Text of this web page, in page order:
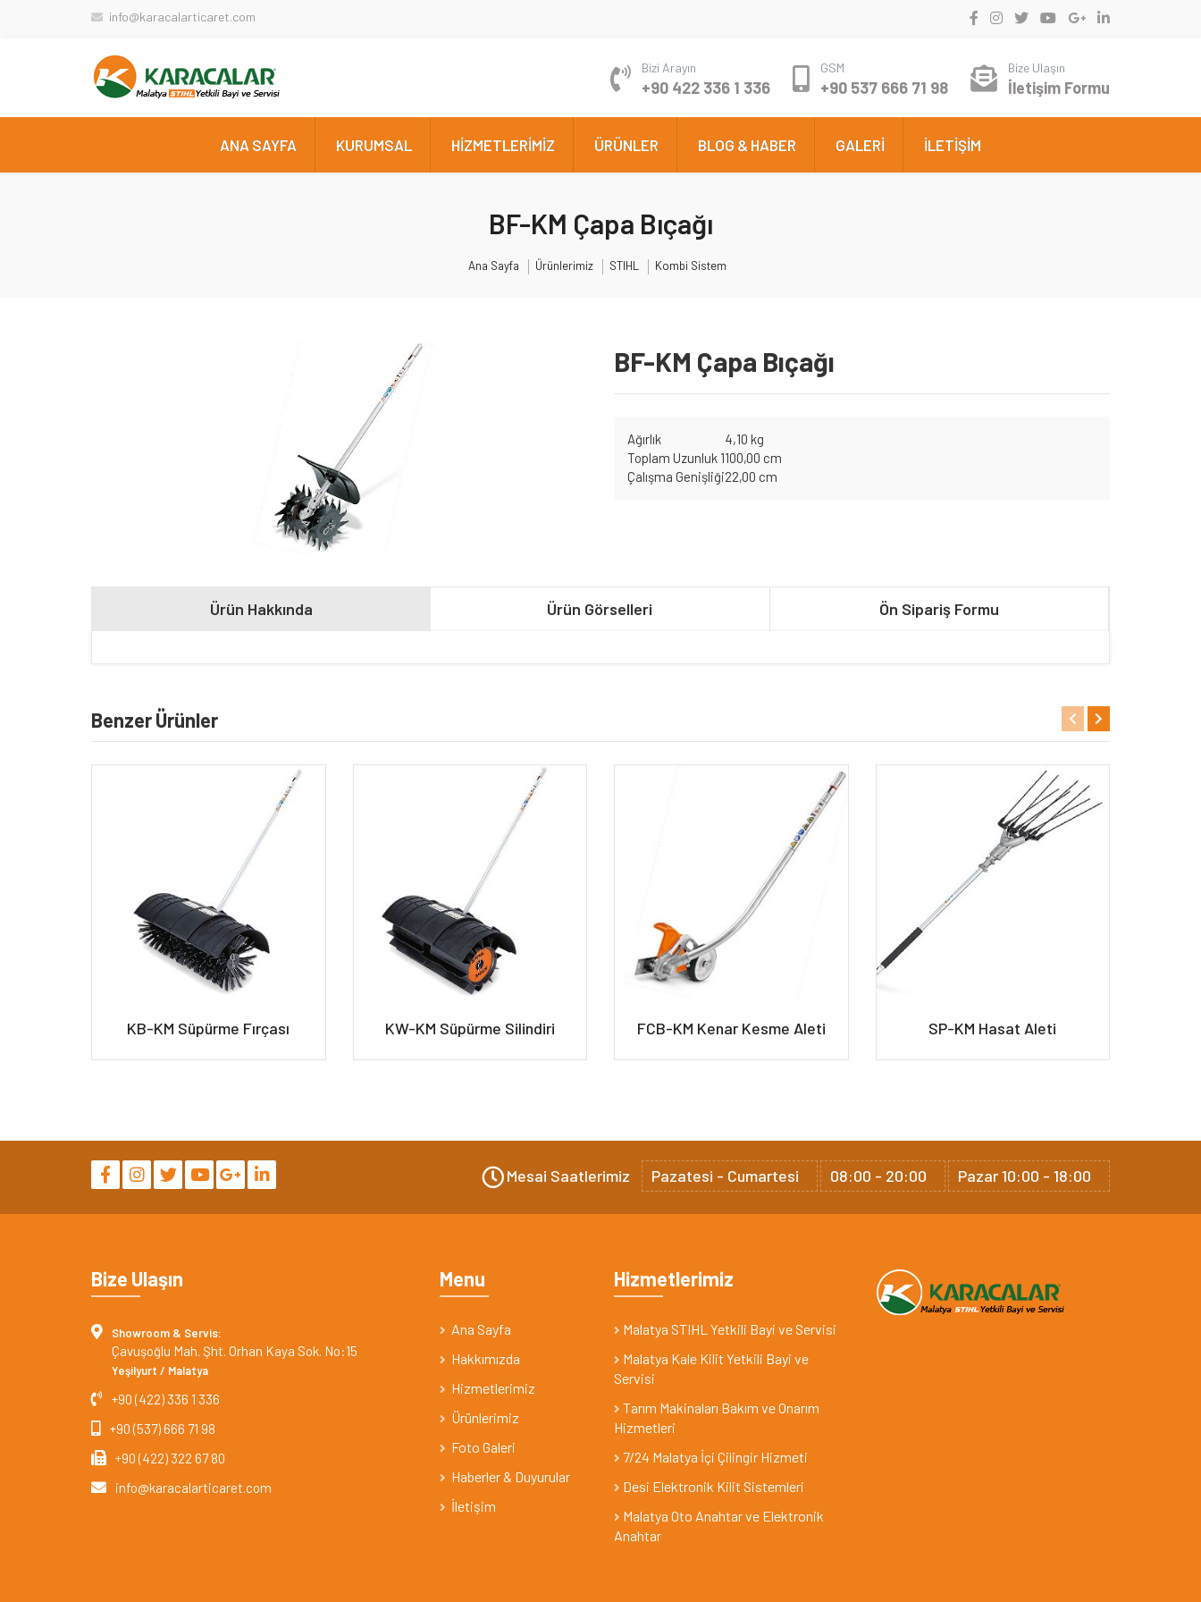
info@karacalarticaret.com
Bizi Arayın
+90 422 336 1 336
GSM
+90 537 666 71 98
Bize Ulaşın
İletişim Formu
ANA SAYFA KURUMSAL HİZMETLERİMİZ ÜRÜNLER BLOG & HABER GALERİ İLETİŞİM
BF-KM Çapa Bıçağı
Ana Sayfa Ürünlerimiz STIHL Kombi Sistem
BF-KM Çapa Bıçağı
Ağırlık
4,10 kg
Toplam Uzunluk 1100,00 cm
Çalışma Genişliği22,00 cm
Ürün Hakkında Ürün Görselleri Ön Sipariş Formu
Benzer Ürünler
KB-KM Süpürme Fırçası KW-KM Süpürme Silindiri FCB-KM Kenar Kesme Aleti SP-KM Hasat Aleti
Mesai Saatlerimiz Pazatesi - Cumartesi 08:00 - 20:00 Pazar 10:00 - 18:00
Bize Ulaşın
Showroom & Servis:
Çavuşoğlu Mah. Şht. Orhan Kaya Sok. No:15
Yeşilyurt / Malatya
+90 (422) 336 1 336
+90 (537) 666 71 98
+90 (422) 322 67 80
info@karacalarticaret.com
Menu
Ana Sayfa
Hakkımızda
Hizmetlerimiz
Ürünlerimiz
Foto Galeri
Haberler & Duyurular
İletişim
Hizmetlerimiz
Malatya STIHL Yetkili Bayi ve Servisi
Malatya Kale Kilit Yetkili Bayi ve
Servisi
Tarım Makinaları Bakım ve Onarım
Hizmetleri
7/24 Malatya İçi Çilingir Hizmeti
Desi Elektronik Kilit Sistemleri
Malatya Oto Anahtar ve Elektronik
Anahtar